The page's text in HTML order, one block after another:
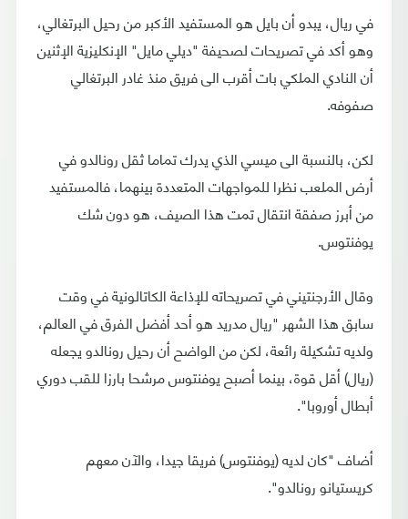
في ريال، يبدو أن بايل هو المستفيد الأكبر من رحيل البرتغالي،
وهو أكد في تصريحات لصحيفة "ديلي مايل" الإنكليزية الإثنين
أن النادي الملكي بات أقرب الى فريق منذ غادر البرتغالي
صفوفه.
لكن، بالنسبة الى ميسي الذي يدرك تماما ثقل رونالدو في
أرض الملعب نظرا للمواجهات المتعددة بينهما، فالمستفيد
من أبرز صفقة انتقال تمت هذا الصيف، هو دون شك
يوفنتوس.
وقال الأرجنتيني في تصريحاته للإذاعة الكاتالونية في وقت
سابق هذا الشهر "ريال مدريد هو أحد أفضل الفرق في العالم،
ولديه تشكيلة رائعة، لكن من الواضح أن رحيل رونالدو يجعله
(ريال) أقل قوة، بينما أصبح يوفنتوس مرشحا بارزا للقب دوري
أبطال أوروبا".
أضاف "كان لديه (يوفنتوس) فريقا جيدا، والآن معهم
كريستيانو رونالدو".